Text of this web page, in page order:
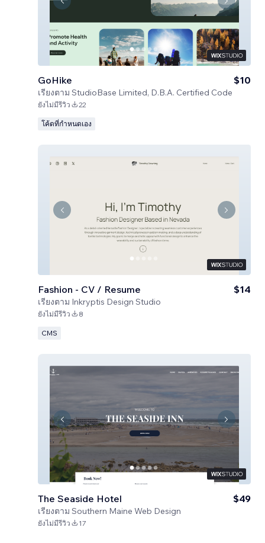
GoHike
เรียงตาม StudioBase Limited, D.B.A. Certified Code
$10
ยังไม่มีรีวิว 22
โค้ดที่กำหนดเอง
Fashion - CV / Resume
เรียงตาม Inkryptis Design Studio
$14
ยังไม่มีรีวิว 8
CMS
The Seaside Hotel
เรียงตาม Southern Maine Web Design
$49
ยังไม่มีรีวิว 17